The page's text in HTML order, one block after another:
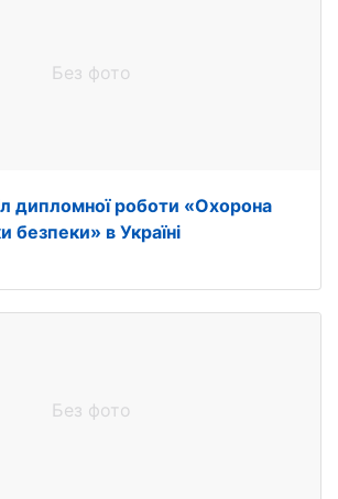
Без фото
дипломної роботи «Охорона
безпеки» в Україні
Без фото